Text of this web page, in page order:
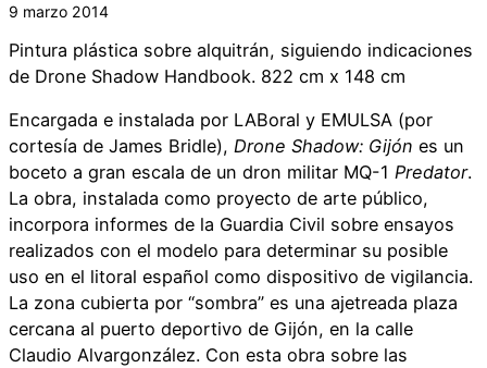
9 marzo 2014
Pintura plástica sobre alquitrán, siguiendo indicaciones
de Drone Shadow Handbook. 822 cm x 148 cm
Encargada e instalada por LABoral y EMULSA (por
cortesía de James Bridle), Drone Shadow: Gijón es un
boceto a gran escala de un dron militar MQ-1 Predator.
La obra, instalada como proyecto de arte público,
incorpora informes de la Guardia Civil sobre ensayos
realizados con el modelo para determinar su posible
uso en el litoral español como dispositivo de vigilancia.
La zona cubierta por “sombra” es una ajetreada plaza
cercana al puerto deportivo de Gijón, en la calle
Claudio Alvargonzález. Con esta obra sobre las